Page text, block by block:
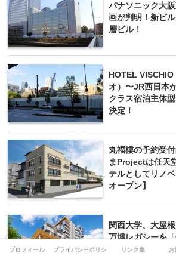
パナソニック大
画が判明！新ビ
層ビル！
HOTEL
オ）〜JR西日本
クラス宿泊主体
決定！
丸福樓の予約受
まProjectは任天
テルとしてリノ
オープン】
関西大学、大屋
万博レガシーを
用」へ。老朽化
プロフィール プライバシーポリシー リンク集